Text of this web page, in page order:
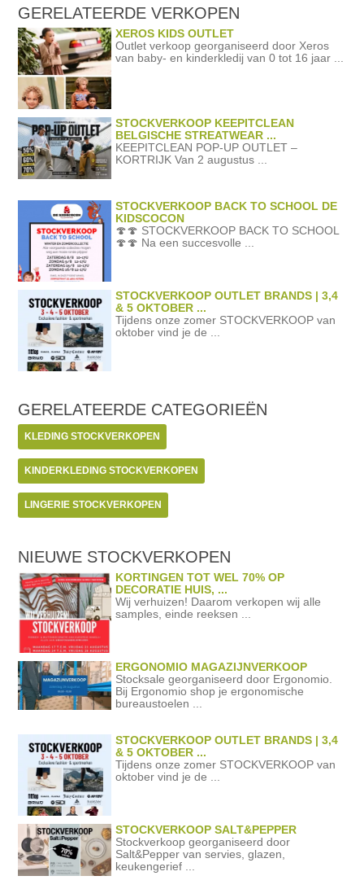
GERELATEERDEVERKOPEN
XEROS KIDS OUTLET
Outlet verkoop georganiseerd door Xeros
van baby- en kinderkledij van 0 tot 16 jaar ...
STOCKVERKOOP KEEPITCLEAN
BELGISCHE STREATWEAR ...
KEEPITCLEAN POP-UP OUTLET –
KORTRIJK Van 2 augustus ...
STOCKVERKOOP BACK TO SCHOOL DE
KIDSCOCON
🍄🍄 STOCKVERKOOP BACK TO SCHOOL
🍄🍄 Na een succesvolle ...
STOCKVERKOOP OUTLET BRANDS | 3,4
& 5 OKTOBER ...
Tijdens onze zomer STOCKVERKOOP van
oktober vind je de ...
GERELATEERDE CATEGORIEËN
KLEDING STOCKVERKOPEN
KINDERKLEDING STOCKVERKOPEN
LINGERIE STOCKVERKOPEN
NIEUWE STOCKVERKOPEN
KORTINGEN TOT WEL 70% OP
DECORATIE HUIS, ...
Wij verhuizen! Daarom verkopen wij alle
samples, einde reeksen ...
ERGONOMIO MAGAZIJNVERKOOP
Stocksale georganiseerd door Ergonomio.
Bij Ergonomio shop je ergonomische
bureaustoelen ...
STOCKVERKOOP OUTLET BRANDS | 3,4
& 5 OKTOBER ...
Tijdens onze zomer STOCKVERKOOP van
oktober vind je de ...
STOCKVERKOOP SALT&PEPPER
Stockverkoop georganiseerd door
Salt&Pepper van servies, glazen,
keukengerief ...